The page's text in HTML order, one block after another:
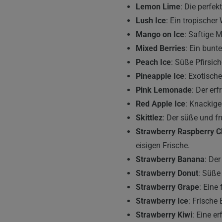
Lemon Lime: Die
Lush Ice: Ein tropischer
Mango on Ice: Saftige
Mixed Berries: Ein
Peach Ice: Süße
Pineapple Ice:
Pink Lemonade: Der
Red Apple Ice:
Skittlez: Der süße und
Strawberry Raspberry
eisigen Frische.
Strawberry Banana:
Strawberry Donut:
Strawberry Grape: Eine
Strawberry Ice: Frische
Strawberry Kiwi: Eine